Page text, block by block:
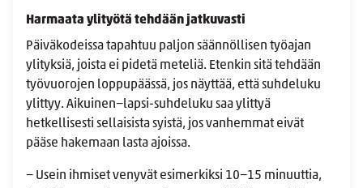
Harmaata ylityötä tehdään jatkuvasti
Päiväkodeissa tapahtuu paljon säännöllisen työajan
ylityksiä, joista ei pidetä meteliä. Etenkin sitä tehdään
työvuorojen loppupäässä, jos näyttää, että suhdeluku
ylittyy. Aikuinen−lapsi-suhdeluku saa ylittyä
hetkellisesti sellaisista syistä, jos vanhemmat eivät
pääse hakemaan lasta ajoissa.
− Usein ihmiset venyvät esimerkiksi 10−15 minuuttia,